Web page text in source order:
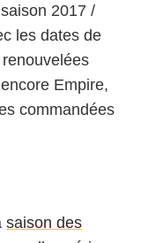
2017 /
les dates de
Empire,
commandées
saison des